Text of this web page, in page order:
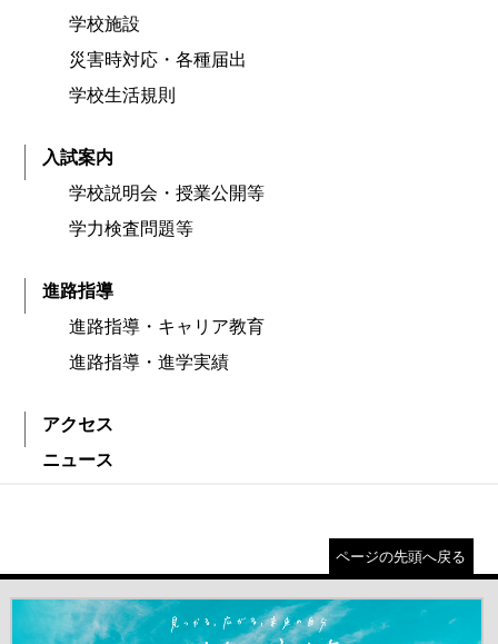
学校施設
災害時対応・各種届出
学校生活規則
入試案内
学校説明会・授業公開等
学力検査問題等
進路指導
進路指導・キャリア教育
進路指導・進学実績
アクセス
ニュース
ページの先頭へ戻る
＃だから都立高（別ウインドウが開きます）